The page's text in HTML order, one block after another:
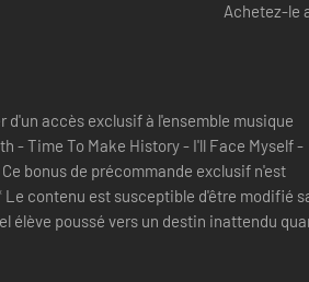
Achetez-le
accès exclusif à l'ensemble musique
contenu est susceptible d'être modifié